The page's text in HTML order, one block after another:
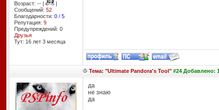
Возраст: -- |
|
Сообщений: 52
Благодарности: 0/ 5
Репутация: 9
Предупреждений: 0
Друзья
Тут: 16 лет 3 месяцa
Тема: "Ultimate Pandora's Tool"#24 Добавлено:
да
не знаю
да